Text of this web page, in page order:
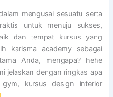
mengusai sesuatu serta
untuk menuju sukses,
dan tempat kursus yang
karisma academy sebagai
Anda, mengapa? hehe
jelaskan dengan ringkas apa
kursus design interior